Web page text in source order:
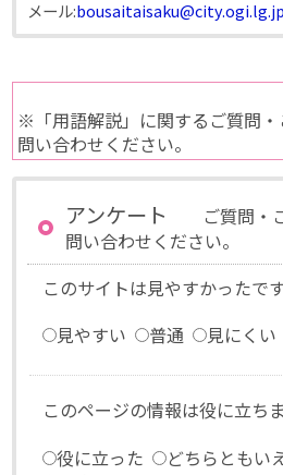
メール:bousaitaisaku@city.ogi.lg.jp
※「用語解説」に関するご質問
問い合わせください。
アンケート ご質問・
問い合わせください。
このサイトは見やすかったで
見やすい
普通 見にくい
このページの情報は役に立ち
役に立った
どちらともい